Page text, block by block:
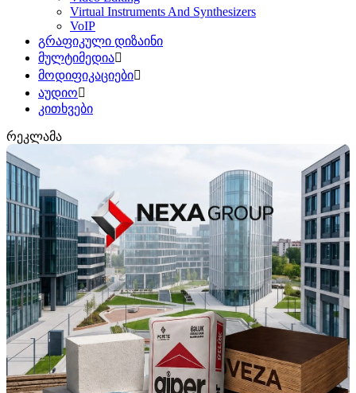
Virtual Instruments And Synthesizers
VoIP
გრაფიკული დიზაინი
მულტიმედია
მოდიფიკაციები
აუდიო
კითხვები
რეკლამა